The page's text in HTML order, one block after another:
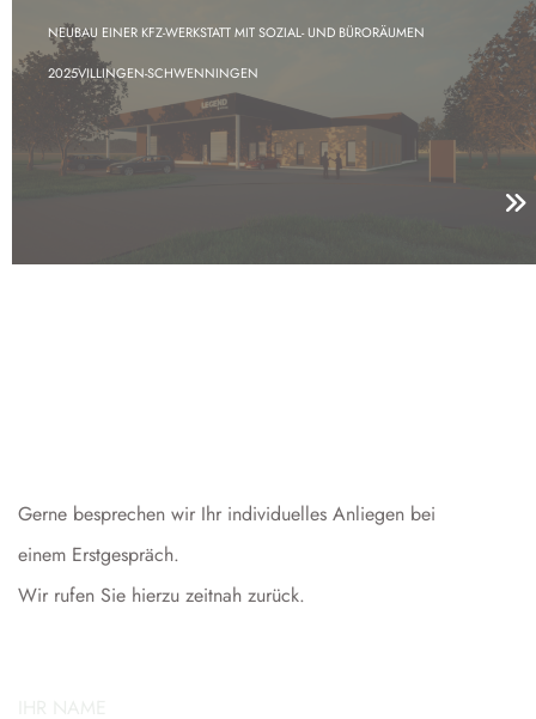
NEUBAU EINER KFZ-WERKSTATT MIT SOZIAL- UND BÜRORÄUMEN
2025VILLINGEN-SCHWENNINGEN
Gerne besprechen wir Ihr individuelles Anliegen bei
einem Erstgespräch.
Wir rufen Sie hierzu zeitnah zurück.